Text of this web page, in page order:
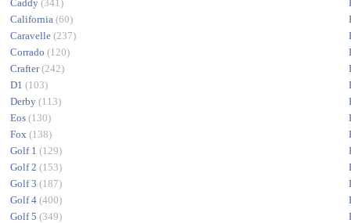
Caddy (341)
California (60)
Caravelle (237)
Corrado (120)
Crafter(242)
D1 (103)
Derby (113)
Eos (130)
Fox (138)
Golf 1 (129)
Golf 2 (153)
Golf 3 (187)
Golf 4 (400)
Golf 5 (349)